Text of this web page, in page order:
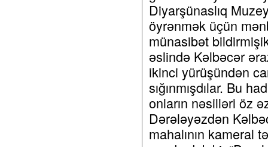
Diyarşünaslıq
öyrənmək üçün
münasibət
əslində Kəlbəcər
ikinci yürüşündən
sığınmışdılar. Bu
onların nəsilləri öz
Dərələyəzdən
mahalının kameral